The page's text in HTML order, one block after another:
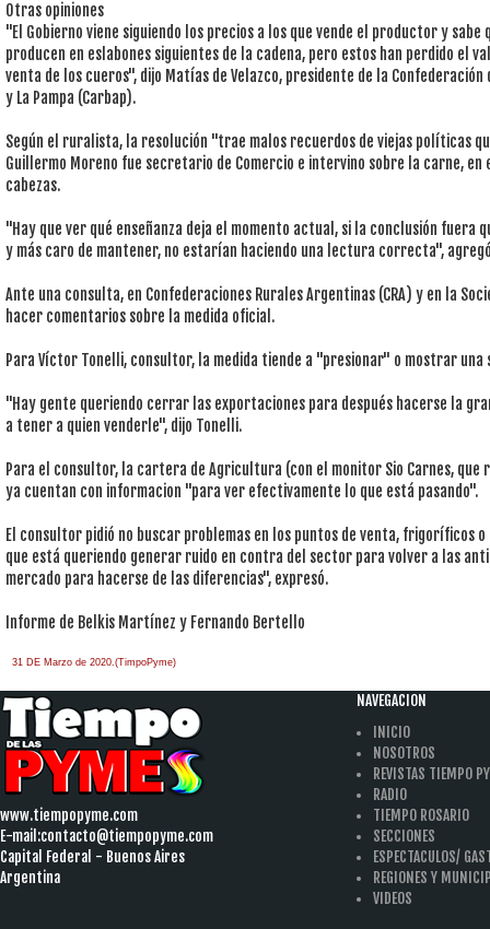
Otras opiniones
"El Gobierno viene siguiendo los precios a los que vende el productor y sabe
producen en eslabones siguientes de la cadena, pero estos han perdido el
venta de los cueros", dijo Matías de Velazco, presidente de la Confederación
y La Pampa (Carbap).
Según el ruralista, la resolución "trae malos recuerdos de viejas políticas
Guillermo Moreno fue secretario de Comercio e intervino sobre la carne, en
cabezas.
"Hay que ver qué enseñanza deja el momento actual, si la conclusión fuera
y más caro de mantener, no estarían haciendo una lectura correcta",
Ante una consulta, en Confederaciones Rurales Argentinas (CRA) y en la
hacer comentarios sobre la medida oficial.
Para Víctor Tonelli, consultor, la medida tiende a "presionar" o mostrar una
"Hay gente queriendo cerrar las exportaciones para después hacerse la
a tener a quien venderle", dijo Tonelli.
Para el consultor, la cartera de Agricultura (con el monitor Sio Carnes, que
ya cuentan con informacion "para ver efectivamente lo que está pasando".
El consultor pidió no buscar problemas en los puntos de venta, frigoríficos
que está queriendo generar ruido en contra del sector para volver a las
mercado para hacerse de las diferencias", expresó.
Informe de Belkis Martínez y Fernando Bertello
31 DE Marzo de 2020.(TimpoPyme)
www.tiempopyme.com
E-mail:contacto@tiempopyme.com
Capital Federal - Buenos Aires
Argentina
NAVEGACION
INICIO
NOSOTROS
REVISTAS TIEMPO
RADIO
TIEMPO ROSARIO
SECCIONES
ESPECTACULOS/
REGIONES Y
VIDEOS